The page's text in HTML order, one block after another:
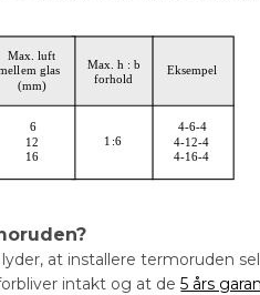
at installere termoruden
intakt og at de5 års